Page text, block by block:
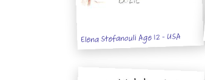
Elena Stefanouli Age 12 - USA